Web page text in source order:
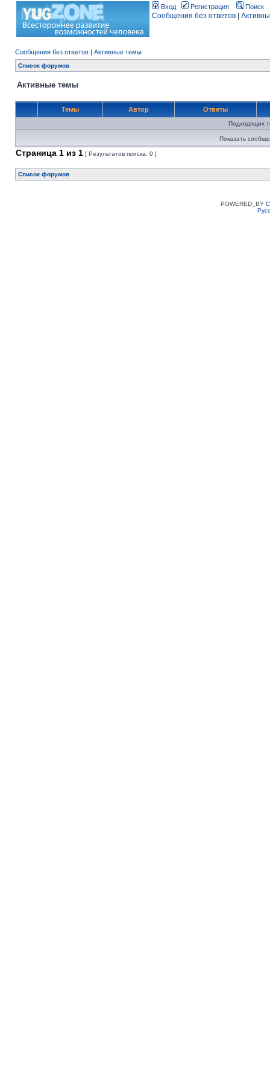
Вход Регистрация Поиск
Сообщения без ответов
Сообщения без ответов | Активные темы
Список форумов
Активные темы
Темы Автор Ответы
Подходящих
Показать
Страница 1 из 1 [ Результатов поиска: 0 ]
Список форумов
POWERED_BY